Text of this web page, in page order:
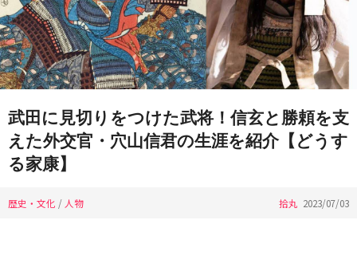
武田に見切りをつけた武将！信玄と勝頼を支
えた外交官・穴山信君の生涯を紹介【どうす
る家康】
歴史・文化 / 人物 拾丸 2023/07/03